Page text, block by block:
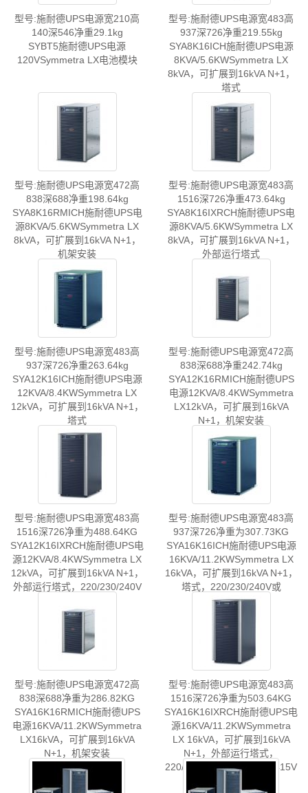
型号:施耐德UPS电源宽210高
140深546净重29.1kg
SYBT5施耐德UPS电源
120VSymmetra LX电池模块
型号:施耐德UPS电源宽483高
937深726净重219.55kg
SYA8K16ICH施耐德UPS电源
8KVA/5.6KWSymmetra LX
8kVA，可扩展到16kVA N+1，
塔式
型号:施耐德UPS电源宽472高
838深688净重198.64kg
SYA8K16RMICH施耐德UPS电
源8KVA/5.6KWSymmetra LX
8kVA，可扩展到16kVA N+1，
机架安装
型号:施耐德UPS电源宽483高
1516深726净重473.64kg
SYA8K16IXRCH施耐德UPS电
源8KVA/5.6KWSymmetra LX
8kVA，可扩展到16kVA N+1，
外部运行塔式
型号:施耐德UPS电源宽483高
937深726净重263.64kg
SYA12K16ICH施耐德UPS电源
12KVA/8.4KWSymmetra LX
12kVA，可扩展到16kVA N+1，
塔式
型号:施耐德UPS电源宽472高
838深688净重242.74kg
SYA12K16RMICH施耐德UPS
电源12KVA/8.4KWSymmetra
LX12kVA，可扩展到16kVA
N+1，机架安装
型号:施耐德UPS电源宽483高
1516深726净重为488.64KG
SYA12K16IXRCH施耐德UPS电
源12KVA/8.4KWSymmetra LX
12kVA，可扩展到16kVA N+1，
外部运行塔式，220/230/240V
型号:施耐德UPS电源宽483高
937深726净重为307.73KG
SYA16K16ICH施耐德UPS电源
16KVA/11.2KWSymmetra LX
16kVA，可扩展到16kVA N+1，
塔式，220/230/240V或
380/400/415V
型号:施耐德UPS电源宽472高
838深688净重为286.82KG
SYA16K16RMICH施耐德UPS
电源16KVA/11.2KWSymmetra
LX16kVA，可扩展到16kVA
N+1，机架安装
型号:施耐德UPS电源宽483高
1516深726净重为503.64KG
SYA16K16IXRCH施耐德UPS电
源16KVA/11.2KWSymmetra
LX 16kVA，可扩展到16kVA
N+1，外部运行塔式，
220/230/240V或380/400/415V